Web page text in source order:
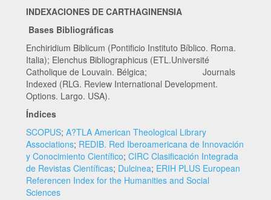
INDEXACIONES DE CARTHAGINENSIA
Bases Bibliográficas
Enchiridium Biblicum (Pontificio Instituto Bíblico. Roma.
Italia); Elenchus Bibliographicus (ETL.Université
Catholique de Louvain. Bélgica; Journals
Indexed (RLG. Review International Development.
Options. Largo. USA).
Índices
SCOPUS; A?TLA American Theological Library
Associations; REDIB. Red Iberoamericana de Innovación
y Conocimiento Científico; CIRC Clasificación Integrada
de Revistas Científicas; Dulcinea; ERIH PLUS European
Referencen Index for the Humanities and Social
Sciences